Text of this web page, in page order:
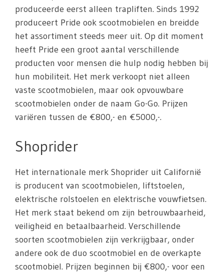
produceerde eerst alleen trapliften. Sinds 1992
produceert Pride ook scootmobielen en breidde
het assortiment steeds meer uit. Op dit moment
heeft Pride een groot aantal verschillende
producten voor mensen die hulp nodig hebben bij
hun mobiliteit. Het merk verkoopt niet alleen
vaste scootmobielen, maar ook opvouwbare
scootmobielen onder de naam Go-Go. Prijzen
variëren tussen de €800,- en €5000,-.
Shoprider
Het internationale merk Shoprider uit Californië
is producent van scootmobielen, liftstoelen,
elektrische rolstoelen en elektrische vouwfietsen.
Het merk staat bekend om zijn betrouwbaarheid,
veiligheid en betaalbaarheid. Verschillende
soorten scootmobielen zijn verkrijgbaar, onder
andere ook de duo scootmobiel en de overkapte
scootmobiel. Prijzen beginnen bij €800,- voor een